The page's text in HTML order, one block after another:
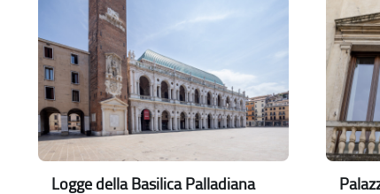
Logge della Basilica Palladiana